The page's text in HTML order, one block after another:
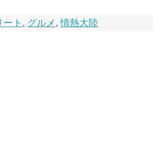
ート , グルメ ,情熱大陸